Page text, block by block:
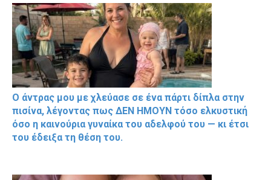
Ο άντρας μου με χλεύασε σε ένα πάρτι δίπλα στην
πισίνα, λέγοντας πως ΔΕΝ ΗΜΟΥΝ τόσο ελκυστική
όσο η καινούρια γυναίκα του αδελφού του — κι έτσι
του έδειξα τη θέση του.